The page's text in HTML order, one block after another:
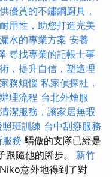
優質的不鏽鋼廚具，
用性，助您打造完美
水的專業方案 安養
尋找專業的記帳士事
，提升自信，塑造理
務煩惱 私家偵探社，
理流程 台北外燴服
潔服務，讓家居無瑕
班訓練 台中刮痧服務
務 驕傲的支隊已經是
跟隨他的腳步。 新竹
意外地得到了對